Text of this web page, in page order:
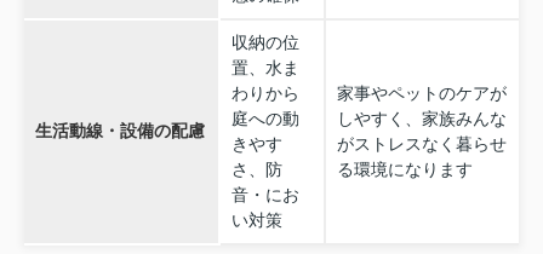
生活動線・設備の配慮
収納の位
置、水ま
わりから
庭への動
きやす
さ、防
音・にお
い対策
家事やペットのケアが
しやすく、家族みんな
がストレスなく暮らせ
る環境になります